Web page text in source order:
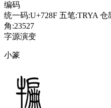
编码
统一码:U+728F 五笔:TRYA 仓
角:23527
字源演变
小篆